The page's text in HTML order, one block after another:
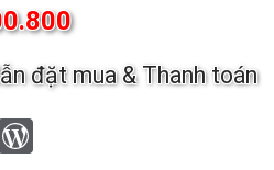
đặt mua & Thanh toán